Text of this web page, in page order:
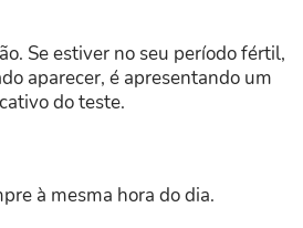
Se estiver no seu período fértil,
aparecer, é apresentando um
do teste.
à mesma hora do dia.